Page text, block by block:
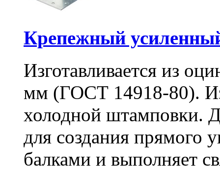
Крепежный
Изготавливается из
мм (ГОСТ 14918-80).
холодной штамповки.
для создания прямого
балками и выполняет